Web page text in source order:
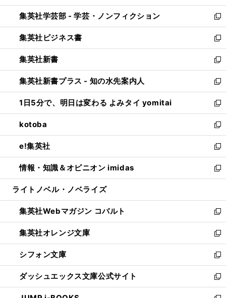
開
く
ウ
で
開
く
ン
ド
ウ
で
開
く
ウ
ィ
ン
ド
ウ
で
開
く
集英社学芸部 - 学芸・ノンフィクション
新
し
い
ウ
ィ
ン
ド
ウ
で
開
く
集英社ビジネス書
新
し
い
ウ
ィ
ン
ド
ウ
で
開
く
集英社新書
新
し
い
ウ
ィ
ン
ド
ウ
で
開
く
集英社新書プラス - 知の水先案内人
新
し
い
ウ
ィ
ン
ド
ウ
で
開
1日5分で、明日は変わる よみタイ yomitai
新
し
い
ウ
ィ
ン
ド
ウ
開
く
kotoba
新
し
い
ウ
ィ
ン
ウ
で
開
く
e!集英社
新
し
い
ウ
ン
ド
ウ
で
開
く
情報・知識＆オピニオン imidas
新
し
ウ
ィ
ン
ド
ウ
で
開
く
ライトノベル・ノベライズ
集英社Webマガジン コバルト
新
し
い
ウ
ィ
ン
ド
ウ
集英社オレンジ文庫
新
し
い
ウ
ィ
ン
シフォン文庫
新
し
い
ウ
ダッシュエックス文庫公式サイト
新
し